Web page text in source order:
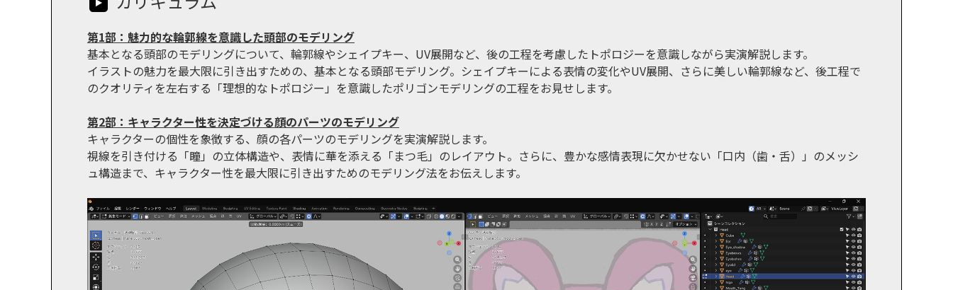
第1部：魅力的な輪郭線を意識した頭部のモデリング
基本となる頭部のモデリングについて、輪郭線やシェイプキー、UV展開など、後の工程を考慮したトポロジーを意識しながら実演解説します。
イラストの魅力を最大限に引き出すための、基本となる頭部モデリング。シェイプキーによる表情の変化やUV展開、さらに美しい輪郭線など、後工程で
のクオリティを左右する「理想的なトポロジー」を意識したポリゴンモデリングの工程をお見せします。
第2部：キャラクター性を決定づける顔のパーツのモデリング
キャラクターの個性を象徴する、顔の各パーツのモデリングを実演解説します。
視線を引き付ける「瞳」の立体構造や、表情に華を添える「まつ毛」のレイアウト。さらに、豊かな感情表現に欠かせない「口内（歯・舌）」のメッシ
ュ構造まで、キャラクター性を最大限に引き出すためのモデリング法をお伝えします。